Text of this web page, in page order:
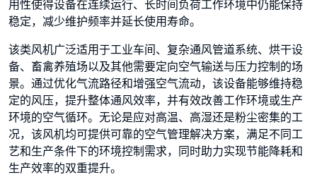
用性使得设备在连续运行、长时间负荷工作环境中仍能保持
稳定，减少维护频率并延长使用寿命。
该类风机广泛适用于工业车间、复杂通风管道系统、烘干设
备、畜禽养殖场以及其他需要定向空气输送与压力控制的场
景。通过优化气流路径和增强空气流动，该设备能够维持稳
定的风压，提升整体通风效率，并有效改善工作环境或生产
环境的空气循环。无论是应对高温、高湿还是粉尘密集的工
况，该风机均可提供可靠的空气管理解决方案，满足不同工
艺和生产条件下的环境控制需求，同时助力实现节能降耗和
生产效率的双重提升。